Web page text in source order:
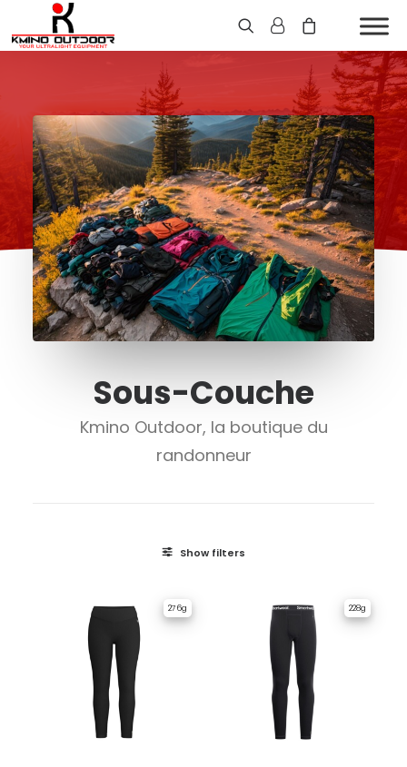
Sous-Couche
Kmino Outdoor, la boutique du
randonneur
Show filters
276g 228g